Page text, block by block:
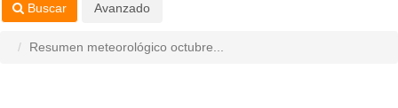
Buscar Avanzado
Resumen meteorológico octubre...